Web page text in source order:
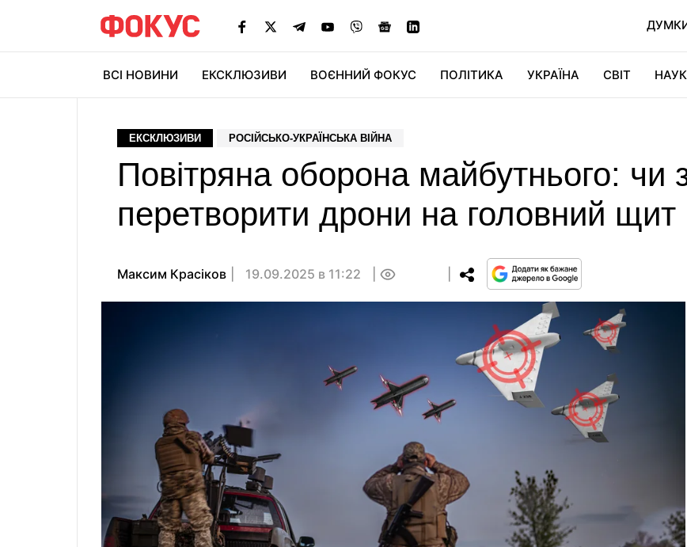
ВСІ НОВИНИ ЕКСКЛЮЗИВИ ВОЄННИЙ ФОКУС ПОЛІТИКА УКРАЇНА СВІТ
ЕКСКЛЮЗИВИ РОСІЙСЬКО-УКРАЇНСЬКА ВІЙНА
Повітряна оборона майбутнього: чи
перетворити дрони на головний щит
Максим Красіков 19.09.2025 в 11:22